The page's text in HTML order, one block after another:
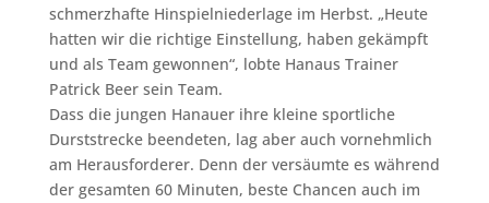
schmerzhafte Hinspielniederlage im Herbst. „Heute
hatten wir die richtige Einstellung, haben gekämpft
und als Team gewonnen“, lobte Hanaus Trainer
Patrick Beer sein Team.
Dass die jungen Hanauer ihre kleine sportliche
Durststrecke beendeten, lag aber auch vornehmlich
am Herausforderer. Denn der versäumte es während
der gesamten 60 Minuten, beste Chancen auch im